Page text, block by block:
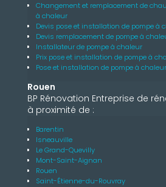
Changement et remplacement de
à chaleur
Devis pose et installation de pompe à
Devis remplacement de pompe à
Installateur de pompe à chaleur
Prix pose et installation de pompe à
Pose et installation de pompe à
Rouen
BP Rénovation Entreprise de
à proximité de :
Barentin
Isneauville
Le Grand-Quevilly
Mont-Saint-Aignan
Rouen
Saint-Étienne-du-Rouvray